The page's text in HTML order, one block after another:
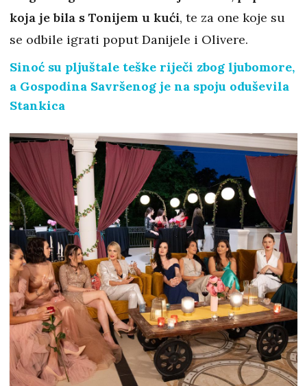
koja je bila s Tonijem u kući, te za one koje su
se odbile igrati poput Danijele i Olivere.
Sinoć su pljuštale teške riječi zbog ljubomore,
a Gospodina Savršenog je na spoju oduševila
Stankica